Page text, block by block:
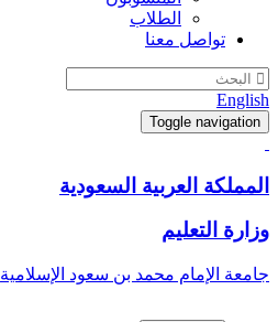
الطلاب
تواصل معنا
English
Toggle navigation
المملكة العربية السعودية
وزارة التعليم
جامعة الإمام محمد بن سعود الإسلامية